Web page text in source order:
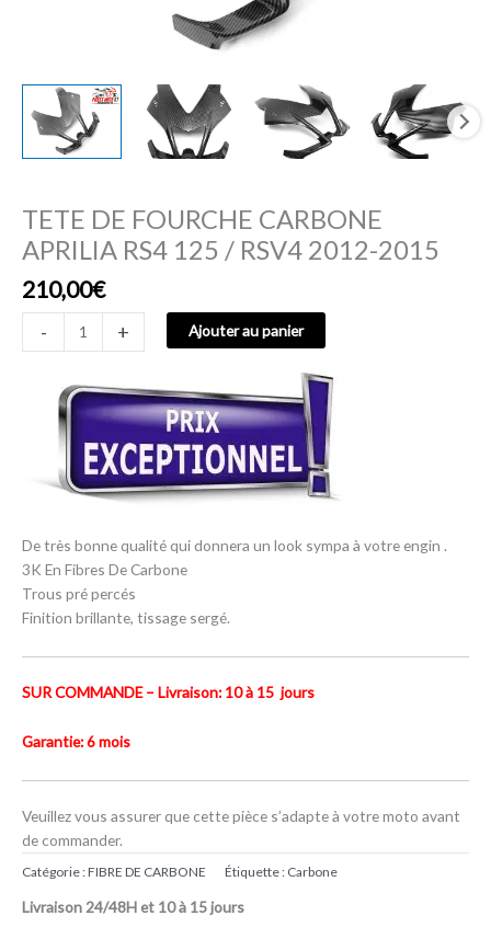
TETE DE FOURCHE CARBONE
APRILIA RS4 125 / RSV4 2012-2015
210,00€
- + Ajouter au panier
De très bonne qualité qui donnera un look sympa à votre engin .
3K En Fibres De Carbone
Trous pré percés
Finition brillante, tissage sergé.
SUR COMMANDE – Livraison: 10 à 15 jours
Garantie: 6 mois
Veuillez vous assurer que cette pièce s’adapte à votre moto avant
de commander.
Catégorie :FIBRE DE CARBONE Étiquette : Carbone
Livraison 24/48H et 10 à 15 jours